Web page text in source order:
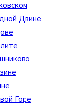
Двине
Горе